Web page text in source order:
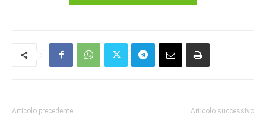
Articolo precedente Articolo successivo